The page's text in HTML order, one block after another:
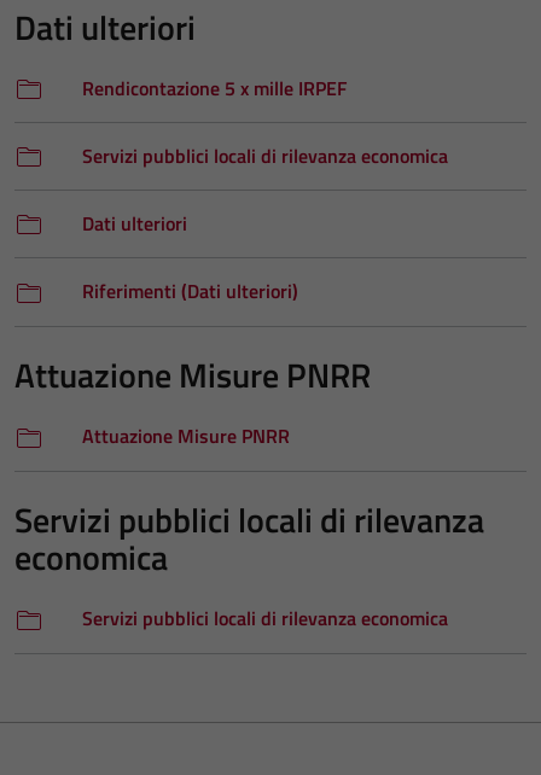
Dati ulteriori
Rendicontazione 5 x mille IRPEF
Servizi pubblici locali di rilevanza economica
Dati ulteriori
Riferimenti (Dati ulteriori)
Attuazione Misure PNRR
Attuazione Misure PNRR
Servizi pubblici locali di rilevanza
economica
Servizi pubblici locali di rilevanza economica